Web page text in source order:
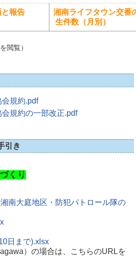
報告
湘南ライフタウン交番
生件数（月別）
閲覧）
規約.pdf
規約の一部改正.pdf
引き
くり
南大庭地区・防犯パトロール隊の
日まで).xlsx
）の場合は、こちらのURLを